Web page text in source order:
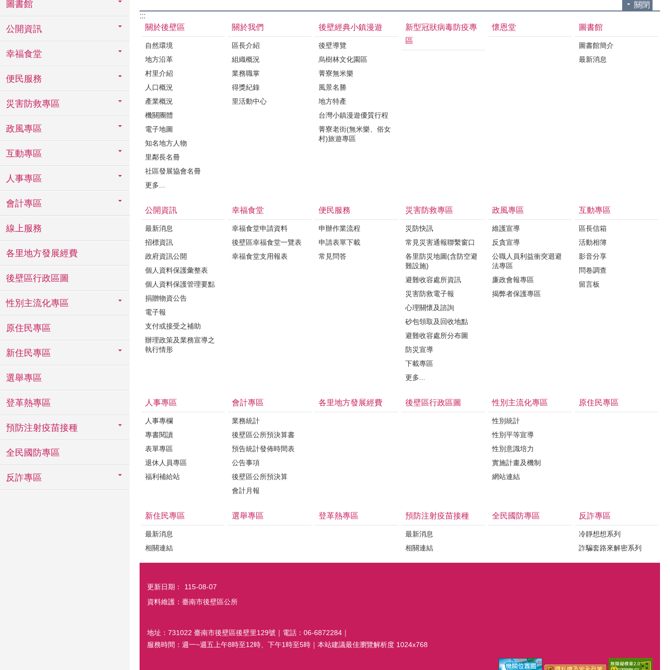
圖書館
公開資訊
幸福食堂
便民服務
災害防救專區
政風專區
互動專區
人事專區
會計專區
線上服務
各里地方發展經費
後壁區行政區圖
性別主流化專區
原住民專區
新住民專區
選舉專區
登革熱專區
預防注射疫苗接種
全民國防專區
反詐專區
關閉
:::
關於後壁區
自然環境
地方沿革
村里介紹
人口概況
產業概況
機關團體
電子地圖
知名地方人物
里鄰長名冊
社區發展協會名冊
更多...
關於我們
區長介紹
組織概況
業務職掌
得獎紀錄
里活動中心
後壁經典小鎮漫遊
後壁導覽
烏樹林文化園區
菁寮無米樂
風景名勝
地方特產
台灣小鎮漫遊優質行程
菁寮老街(無米樂、俗女
村)旅遊專區
新型冠狀病毒防疫專
區
懷恩堂 圖書館
圖書館簡介
最新消息
公開資訊
最新消息
招標資訊
政府資訊公開
個人資料保護彙整表
個人資料保護管理要點
捐贈物資公告
電子報
支付或接受之補助
辦理政策及業務宣導之
執行情形
幸福食堂
幸福食堂申請資料
後壁區幸福食堂一覽表
幸福食堂支用報表
便民服務
申辦作業流程
申請表單下載
常見問答
災害防救專區
災防快訊
常見災害通報聯繫窗口
各里防災地圖(含防空避
難設施)
避難收容處所資訊
災害防救電子報
心理關懷及諮詢
砂包領取及回收地點
避難收容處所分布圖
防災宣導
下載專區
更多...
政風專區
維護宣導
反貪宣導
公職人員利益衝突迴避
法專區
廉政會報專區
揭弊者保護專區
互動專區
區長信箱
活動相簿
影音分享
問卷調查
留言板
人事專區
人事專欄
專書閱讀
表單專區
退休人員專區
福利補給站
會計專區
業務統計
後壁區公所預決算書
預告統計發佈時間表
公告事項
後壁區公所預決算
會計月報
各里地方發展經費 後壁區行政區圖 性別主流化專區
性別統計
性別平等宣導
性別意識培力
實施計畫及機制
網站連結
原住民專區
新住民專區
最新消息
相關連結
選舉專區 登革熱專區 預防注射疫苗接種
最新消息
相關連結
全民國防專區 反詐專區
冷靜想想系列
詐騙套路來解密系列
更新日期：
115-08-07
資料維護：臺南市後壁區公所
地址：731022 臺南市後壁區後壁里129號｜電話：06-6872284｜
服務時間：週一~週五上午8時至12時、下午1時至5時｜本站建議最佳瀏覽解析度 1024x768